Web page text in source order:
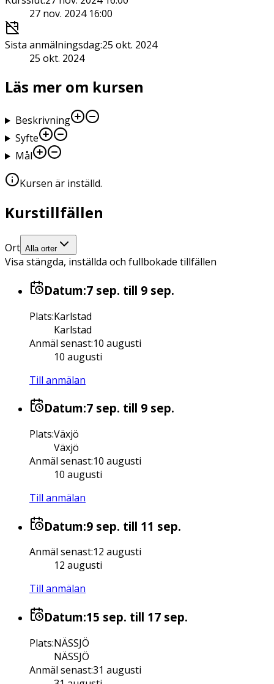
27 nov. 2024 16:00
Sista anmälningsdag:25 okt. 2024
25 okt. 2024
Läs mer om kursen
Beskrivning
Syfte
Mål
Kursen är inställd.
Kurstillfällen
Ort Alla orter
Visa stängda, inställda och fullbokade tillfällen
Datum:7 sep. till 9 sep.
Plats:Karlstad
Karlstad
Anmäl senast:10 augusti
10 augusti
Till anmälan
Datum:7 sep. till 9 sep.
Plats:Växjö
Växjö
Anmäl senast:10 augusti
10 augusti
Till anmälan
Datum:9 sep. till 11 sep.
Anmäl senast:12 augusti
12 augusti
Till anmälan
Datum:15 sep. till 17 sep.
Plats:NÄSSJÖ
NÄSSJÖ
Anmäl senast:31 augusti